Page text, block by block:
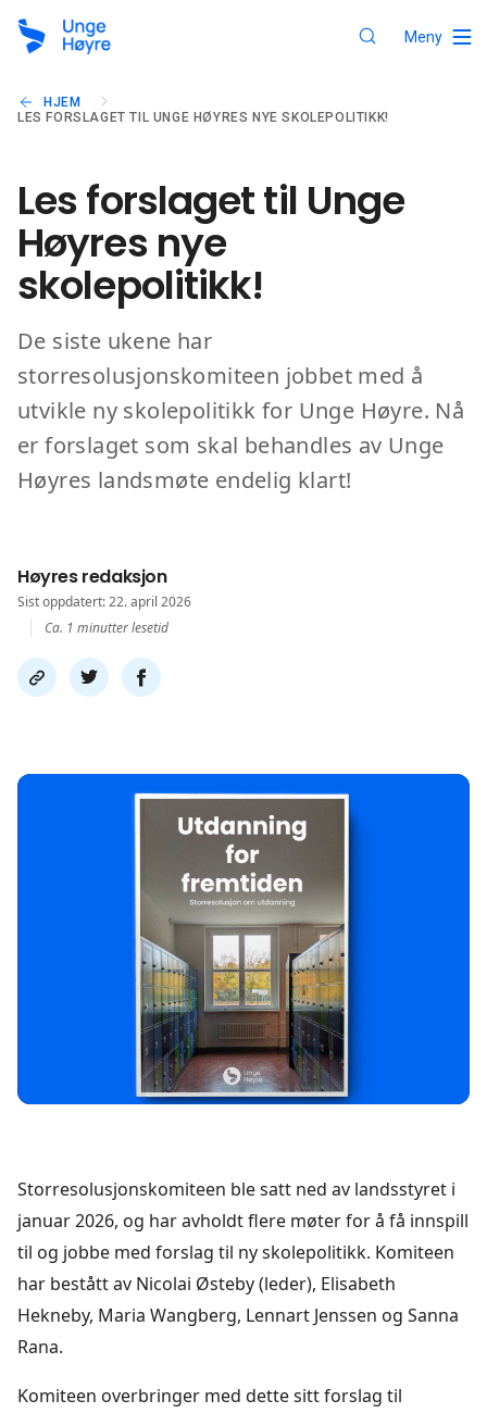
Meny
HJEM
LES FORSLAGET TIL UNGE HØYRES NYE SKOLEPOLITIKK!
Les forslaget til Unge
Høyres nye
skolepolitikk!
De siste ukene har
storresolusjonskomiteen jobbet med å
utvikle ny skolepolitikk for Unge Høyre. Nå
er forslaget som skal behandles av Unge
Høyres landsmøte endelig klart!
Høyres redaksjon
Sist oppdatert: 22. april 2026
Ca. 1 minutter lesetid
Del
link
Del
på
Del
på
Storresolusjonskomiteen ble satt ned av landsstyret i
januar 2026, og har avholdt flere møter for å få innspill
til og jobbe med forslag til ny skolepolitikk. Komiteen
har bestått av Nicolai Østeby (leder), Elisabeth
Hekneby, Maria Wangberg, Lennart Jenssen og Sanna
Rana.
Komiteen overbringer med dette sitt forslag til